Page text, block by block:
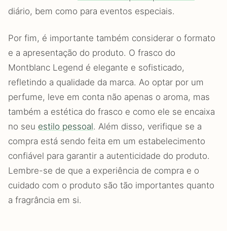
diário, bem como para eventos especiais.
Por fim, é importante também considerar o formato
e a apresentação do produto. O frasco do
Montblanc Legend é elegante e sofisticado,
refletindo a qualidade da marca. Ao optar por um
perfume, leve em conta não apenas o aroma, mas
também a estética do frasco e como ele se encaixa
no seu estilo pessoal. Além disso, verifique se a
compra está sendo feita em um estabelecimento
confiável para garantir a autenticidade do produto.
Lembre-se de que a experiência de compra e o
cuidado com o produto são tão importantes quanto
a fragrância em si.